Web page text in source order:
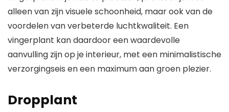
alleen van zijn visuele schoonheid, maar ook van de
voordelen van verbeterde luchtkwaliteit. Een
vingerplant kan daardoor een waardevolle
aanvulling zijn op je interieur, met een minimalistische
verzorgingseis en een maximum aan groen plezier.
Dropplant